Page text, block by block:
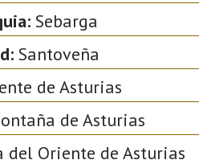
Sebarga
Santoveña
de Asturias
de Asturias
del Oriente de Asturias